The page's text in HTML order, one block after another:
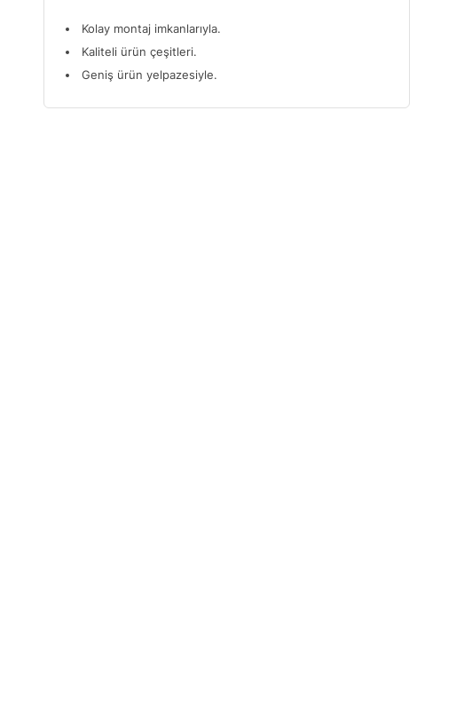
Kolay montaj imkanlarıyla.
Kaliteli ürün çeşitleri.
Geniş ürün yelpazesiyle.